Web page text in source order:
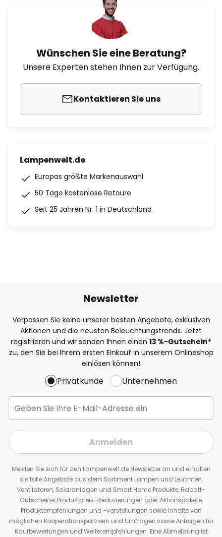
Wünschen Sie eine Beratung?
Unsere Experten stehen Ihnen zur Verfügung.
Kontaktieren Sie uns
Lampenwelt.de
Europas größte Markenauswahl
50 Tage kostenlose Retoure
Seit 25 Jahren Nr. 1 in Deutschland
Newsletter
Verpassen Sie keine unserer besten Angebote, exklusiven
Aktionen und die neusten Beleuchtungstrends. Jetzt
registrieren und wir senden Ihnen einen 13 %-Gutschein*
zu, den Sie bei Ihrem ersten Einkauf in unserem Onlineshop
einlösen können!
Privatkunde Unternehmen
Anmelden
Melden Sie sich für den Lampenwelt.de Newsletter an und erhalten
sie tolle Angebote aus dem Sortiment Lampen und Leuchten,
Ventilatoren, Solaranlagen und Smart Home Produkte, Rabatt-
Gutscheine, Produktpreis-Reduzierungen oder Aktionspakete,
Produktempfehlungen und -vorstellungen sowie Inhalte von
möglichen Kooperationspartnern und Umfragen sowie Anfragen für
Kaufbewertungen und Weiterempfehlungen. Eine Abmeldung ist